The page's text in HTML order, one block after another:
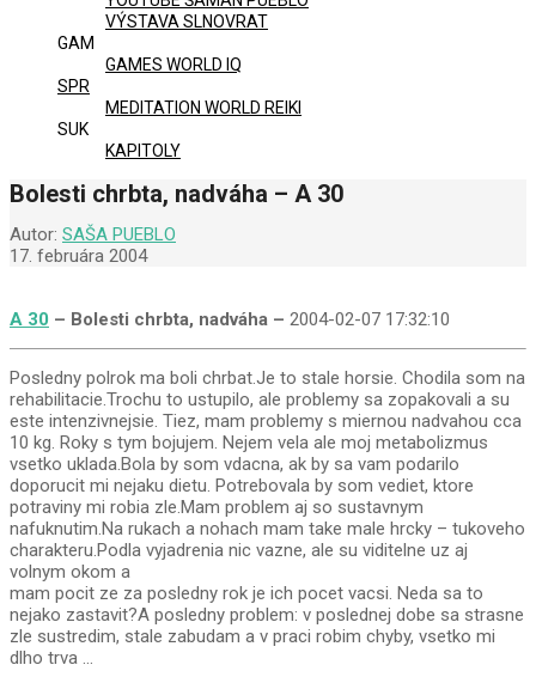
VÝSTAVA SLNOVRAT
GAM
GAMES WORLD IQ
SPR
MEDITATION WORLD REIKI
SUK
KAPITOLY
Bolesti chrbta, nadváha – A 30
Autor: SAŠA PUEBLO
17. februára 2004
A 30 – Bolesti chrbta, nadváha – 2004-02-07 17:32:10
Posledny polrok ma boli chrbat.Je to stale horsie. Chodila som na
rehabilitacie.Trochu to ustupilo, ale problemy sa zopakovali a su
este intenzivnejsie. Tiez, mam problemy s miernou nadvahou cca
10 kg. Roky s tym bojujem. Nejem vela ale moj metabolizmus
vsetko uklada.Bola by som vdacna, ak by sa vam podarilo
doporucit mi nejaku dietu. Potrebovala by som vediet, ktore
potraviny mi robia zle.Mam problem aj so sustavnym
nafuknutim.Na rukach a nohach mam take male hrcky – tukoveho
charakteru.Podla vyjadrenia nic vazne, ale su viditelne uz aj
volnym okom a
mam pocit ze za posledny rok je ich pocet vacsi. Neda sa to
nejako zastavit?A posledny problem: v poslednej dobe sa strasne
zle sustredim, stale zabudam a v praci robim chyby, vsetko mi
dlho trva …